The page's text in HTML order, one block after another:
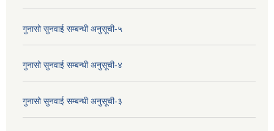
गुनासो सुनवाई सम्बन्धी अनुसूची-५
गुनासो सुनवाई सम्बन्धी अनुसूची-४
गुनासो सुनवाई सम्बन्धी अनुसूची-३